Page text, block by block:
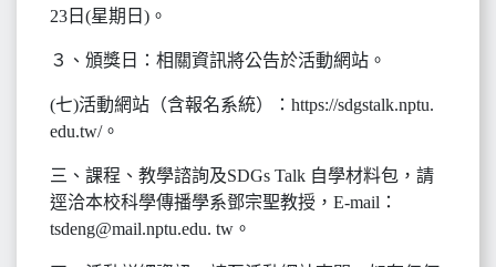
23日(星期日)。
３、頒獎日：相關資訊將公告於活動網站。
(七)活動網站（含報名系統）：https://sdgstalk.nptu.
edu.tw/。
三、課程、教學諮詢及SDGs Talk 自學材料包，請
逕洽本校科學傳播學系鄧宗聖教授，E-mail：
tsdeng@mail.nptu.edu. tw。